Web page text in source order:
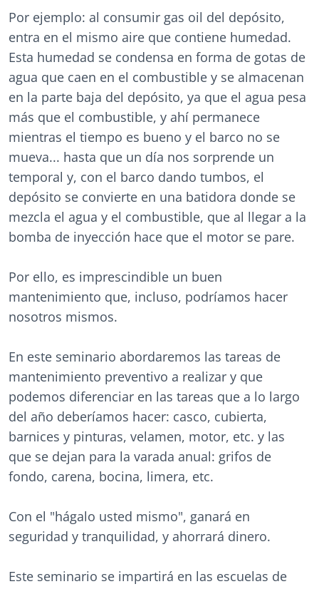
Por ejemplo: al consumir gas oil del depósito,
entra en el mismo aire que contiene humedad.
Esta humedad se condensa en forma de gotas de
agua que caen en el combustible y se almacenan
en la parte baja del depósito, ya que el agua pesa
más que el combustible, y ahí permanece
mientras el tiempo es bueno y el barco no se
mueva... hasta que un día nos sorprende un
temporal y, con el barco dando tumbos, el
depósito se convierte en una batidora donde se
mezcla el agua y el combustible, que al llegar a la
bomba de inyección hace que el motor se pare.
Por ello, es imprescindible un buen
mantenimiento que, incluso, podríamos hacer
nosotros mismos.
En este seminario abordaremos las tareas de
mantenimiento preventivo a realizar y que
podemos diferenciar en las tareas que a lo largo
del año deberíamos hacer: casco, cubierta,
barnices y pinturas, velamen, motor, etc. y las
que se dejan para la varada anual: grifos de
fondo, carena, bocina, limera, etc.
Con el "hágalo usted mismo", ganará en
seguridad y tranquilidad, y ahorrará dinero.
Este seminario se impartirá en las escuelas de